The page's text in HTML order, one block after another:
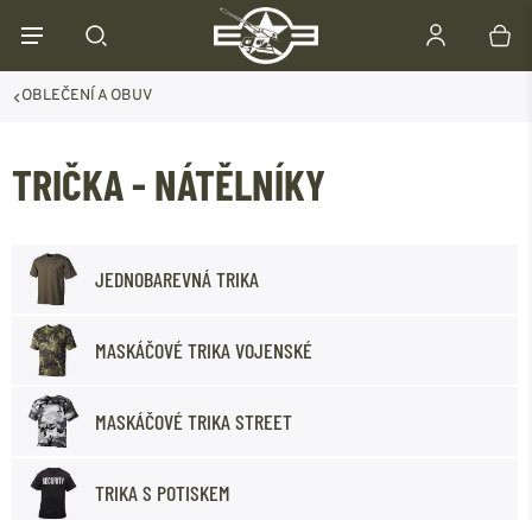
OBLEČENÍ A OBUV
TRIČKA - NÁTĚLNÍKY
JEDNOBAREVNÁ TRIKA
MASKÁČOVÉ TRIKA VOJENSKÉ
MASKÁČOVÉ TRIKA STREET
TRIKA S POTISKEM